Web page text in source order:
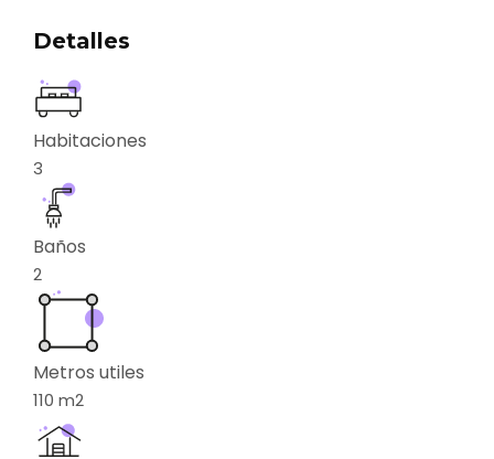
Detalles
Habitaciones
3
Baños
2
Metros utiles
110 m2